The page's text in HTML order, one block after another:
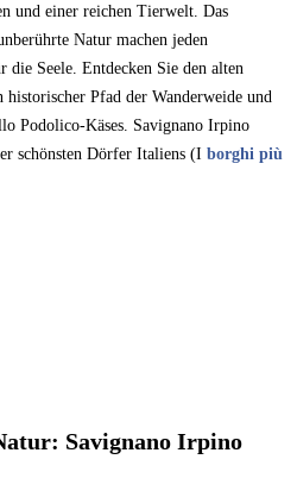
und einer reichen Tierwelt. Das
Natur machen jeden
Seele. Entdecken Sie den alten
historischer Pfad der Wanderweide und
Podolico-Käses. Savignano Irpino
schönsten Dörfer Italiens (I borghi più
Savignano Irpino